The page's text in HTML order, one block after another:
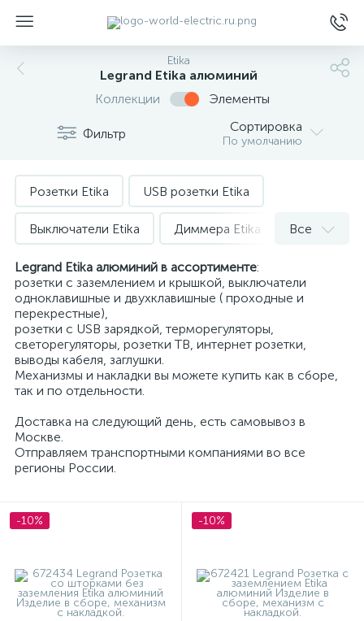
Etika
Legrand Etika алюминий
Коллекции
Элементы
Фильтр Сортировка
По умолчанию
Розетки Etika USB розетки Etika
Выключатели Etika Диммера Etika
TV розетки Etika Датчики движения Etika
Компьютерные розетки Etika
Телефонные розетки Etika Вывод кабеля Etika
Терморегуляторы Etika
Все
Legrand Etika алюминий в ассортименте:
розетки с заземлением и крышкой, выключатели
одноклавишные и двухклавишные ( проходные и
перекрестные),
розетки с USB зарядкой, терморегуляторы,
светорегуляторы, розетки ТВ, интернет розетки,
выводы кабеля, заглушки.
Механизмы и накладки вы можете купить как в сборе,
так и по отдельности.
Доставка на следующий день, есть самовывоз в
Москве.
Отправляем транспортными компаниями во все
регионы России.
-10% -10%